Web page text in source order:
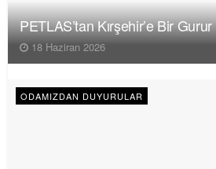
PETLAS’tan Kırşehir’e Bir
18 Haziran 2026
ODAMIZDAN DUYURULAR